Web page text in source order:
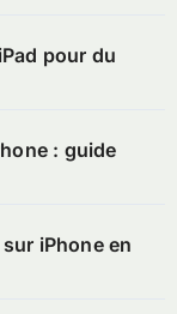
pour du
: guide
iPhone en